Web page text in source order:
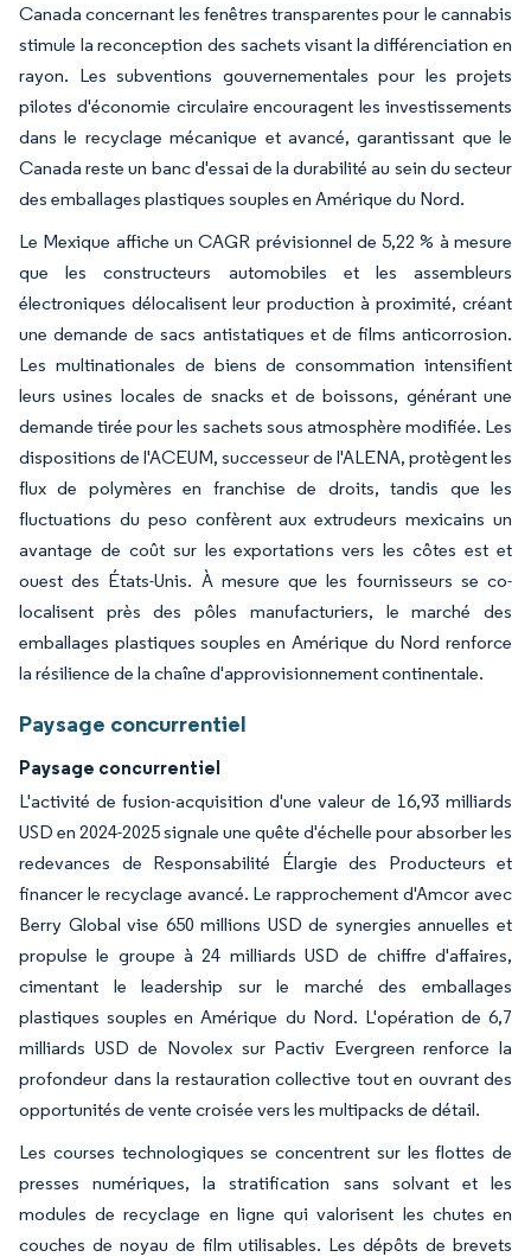
Canada concernant les fenêtres transparentes pour le cannabis
stimule la reconception des sachets visant la différenciation en
rayon. Les subventions gouvernementales pour les projets
pilotes d'économie circulaire encouragent les investissements
dans le recyclage mécanique et avancé, garantissant que le
Canada reste un banc d'essai de la durabilité au sein du secteur
des emballages plastiques souples en Amérique du Nord.
Le Mexique affiche un CAGR prévisionnel de 5,22 % à mesure
que les constructeurs automobiles et les assembleurs
électroniques délocalisent leur production à proximité, créant
une demande de sacs antistatiques et de films anticorrosion.
Les multinationales de biens de consommation intensifient
leurs usines locales de snacks et de boissons, générant une
demande tirée pour les sachets sous atmosphère modifiée. Les
dispositions de l'ACEUM, successeur de l'ALENA, protègent les
flux de polymères en franchise de droits, tandis que les
fluctuations du peso confèrent aux extrudeurs mexicains un
avantage de coût sur les exportations vers les côtes est et
ouest des États-Unis. À mesure que les fournisseurs se co-
localisent près des pôles manufacturiers, le marché des
emballages plastiques souples en Amérique du Nord renforce
la résilience de la chaîne d'approvisionnement continentale.
Paysage concurrentiel
Paysage concurrentiel
L'activité de fusion-acquisition d'une valeur de 16,93 milliards
USD en 2024-2025 signale une quête d'échelle pour absorber les
redevances de Responsabilité Élargie des Producteurs et
financer le recyclage avancé. Le rapprochement d'Amcor avec
Berry Global vise 650 millions USD de synergies annuelles et
propulse le groupe à 24 milliards USD de chiffre d'affaires,
cimentant le leadership sur le marché des emballages
plastiques souples en Amérique du Nord. L'opération de 6,7
milliards USD de Novolex sur Pactiv Evergreen renforce la
profondeur dans la restauration collective tout en ouvrant des
opportunités de vente croisée vers les multipacks de détail.
Les courses technologiques se concentrent sur les flottes de
presses numériques, la stratification sans solvant et les
modules de recyclage en ligne qui valorisent les chutes en
couches de noyau de film utilisables. Les dépôts de brevets